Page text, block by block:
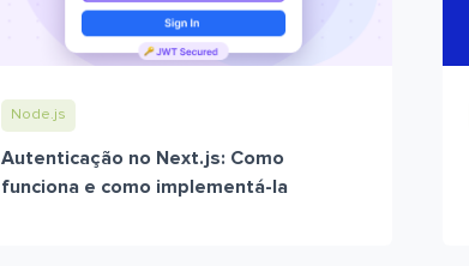
Node.js
Autenticação no Next.js: Como
funciona e como implementá-la